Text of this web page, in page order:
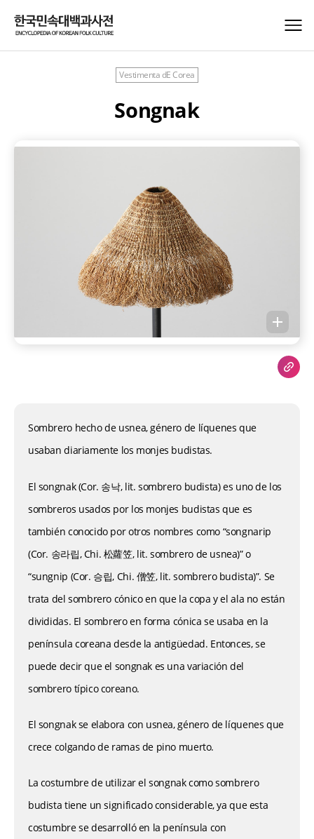
Vestimenta dE Corea
Songnak
Sombrero hecho de usnea, género de líquenes que
usaban diariamente los monjes budistas.
El songnak (Cor. 송낙, lit. sombrero budista) es uno de los
sombreros usados por los monjes budistas que es
también conocido por otros nombres como “songnarip
(Cor. 송라립, Chi. 松蘿笠, lit. sombrero de usnea)” o
“sungnip (Cor. 승립, Chi. 僧笠, lit. sombrero budista)”. Se
trata del sombrero cónico en que la copa y el ala no están
divididas. El sombrero en forma cónica se usaba en la
península coreana desde la antigüedad. Entonces, se
puede decir que el songnak es una variación del
sombrero típico coreano.
El songnak se elabora con usnea, género de líquenes que
crece colgando de ramas de pino muerto.
La costumbre de utilizar el songnak como sombrero
budista tiene un significado considerable, ya que esta
costumbre se desarrolló en la península con